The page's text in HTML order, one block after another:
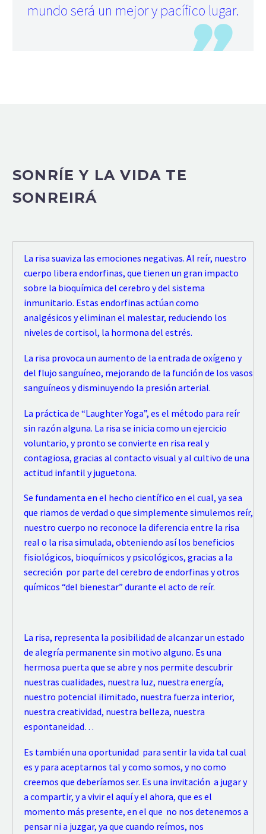
mundo será un mejor y pacífico lugar.
SONRÍE Y LA VIDA TE
SONREIRÁ
La risa suaviza las emociones negativas. Al reír, nuestro
cuerpo libera endorfinas, que tienen un gran impacto
sobre la bioquímica del cerebro y del sistema
inmunitario. Estas endorfinas actúan como
analgésicos y eliminan el malestar, reduciendo los
niveles de cortisol, la hormona del estrés.
La risa provoca un aumento de la entrada de oxígeno y
del flujo sanguíneo, mejorando de la función de los vasos
sanguíneos y disminuyendo la presión arterial.
La práctica de “Laughter Yoga”, es el método para reír
sin razón alguna. La risa se inicia como un ejercicio
voluntario, y pronto se convierte en risa real y
contagiosa, gracias al contacto visual y al cultivo de una
actitud infantil y juguetona.
Se fundamenta en el hecho científico en el cual, ya sea
que riamos de verdad o que simplemente simulemos reír,
nuestro cuerpo no reconoce la diferencia entre la risa
real o la risa simulada, obteniendo así los beneficios
fisiológicos, bioquímicos y psicológicos, gracias a la
secreción por parte del cerebro de endorfinas y otros
químicos “del bienestar” durante el acto de reír.
La risa, representa la posibilidad de alcanzar un estado
de alegría permanente sin motivo alguno. Es una
hermosa puerta que se abre y nos permite descubrir
nuestras cualidades, nuestra luz, nuestra energía,
nuestro potencial ilimitado, nuestra fuerza interior,
nuestra creatividad, nuestra belleza, nuestra
espontaneidad…
Es también una oportunidad para sentir la vida tal cual
es y para aceptarnos tal y como somos, y no como
creemos que deberíamos ser. Es una invitación a jugar y
a compartir, y a vivir el aquí y el ahora, que es el
momento más presente, en el que no nos detenemos a
pensar ni a juzgar, ya que cuando reímos, nos